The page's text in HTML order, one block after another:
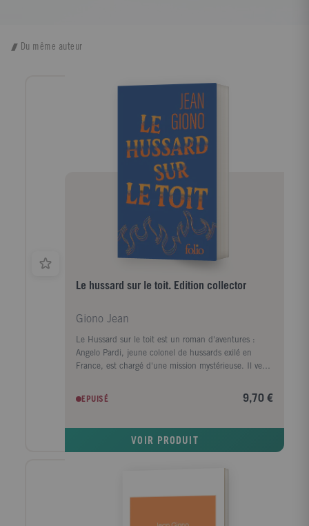
Du même auteur
Le hussard sur le toit. Edition collector
Giono Jean
Le Hussard sur le toit est un roman d'aventures :
Angelo Pardi, jeune colonel de hussards exilé en
France, est chargé d'une mission mystérieuse. Il veut
Manosque. Mais le choléra sévit : les routes sont
barrées, les villes barricadées, on met les voyageurs
hasard, les toits de Manosque ! Entre ciel et terre, il
contemple la splendeur des paysages et devient ami
rencontre une étonnante et merveilleuse jeune
l'amour et le renoncement.
EPUISÉ 9,70 €
VOIR PRODUIT